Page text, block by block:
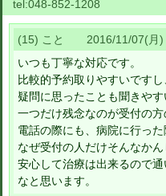
tel:048-852-1208
(15) こと 2016/11/07(月
いつも丁寧な対応です。
比較的予約取りやすいです
疑問に思ったことも聞きやす
一つだけ残念なのが受付の
電話の際にも、病院に行った
なぜ受付の人だけそんなか
安心して治療は出来るので
なと思います。